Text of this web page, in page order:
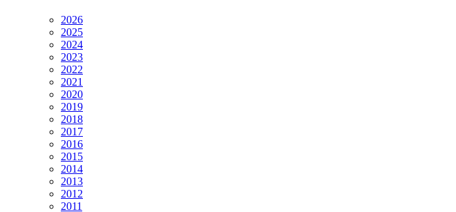
2026
2025
2024
2023
2022
2021
2020
2019
2018
2017
2016
2015
2014
2013
2012
2011